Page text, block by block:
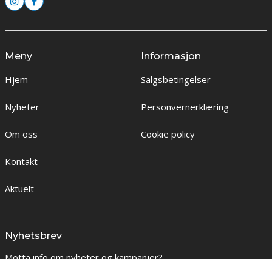
Meny
Hjem
Nyheter
Om oss
Kontakt
Aktuelt
Informasjon
Salgsbetingelser
Personvernerklæring
Cookie policy
Nyhetsbrev